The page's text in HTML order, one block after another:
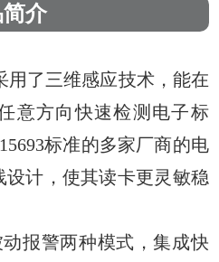
简介
了三维感应技术，能在
意方向快速检测电子标
标准的多家厂商的电
计，使其读卡更灵敏稳
报警两种模式，集成快